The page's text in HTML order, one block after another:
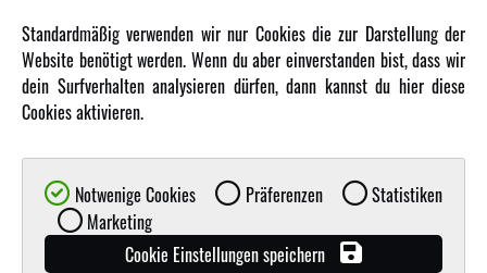
MEHR VON AMEWI
AMXRacing - Qualitäts RC-Zubehör
Amewi Construction - Nutzfahrzeuge
Amewi B2B-Shop
Standardmäßig verwenden wir nur Cookies die zur Darstellung der
Website benötigt werden. Wenn du aber einverstanden bist, dass wir
dein Surfverhalten analysieren dürfen, dann kannst du hier diese
Cookies aktivieren.
Notwenige Cookies Präferenzen
Statistiken
Marketing
Cookie Einstellungen speichern